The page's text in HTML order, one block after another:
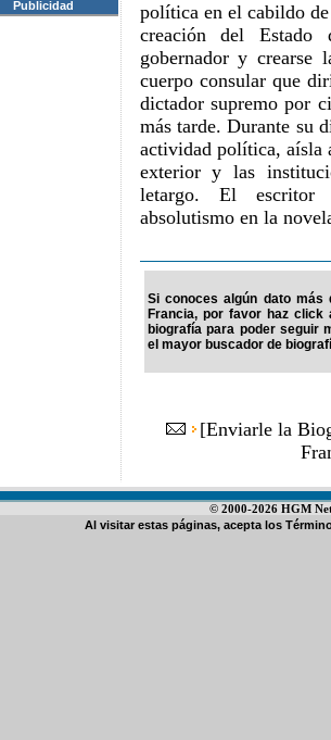
Publicidad
política en el cabildo
creación del
gobernador y crearse
cuerpo consular que
dictador supremo por
más tarde. Durante su
actividad política, aísla
exterior y las
letargo. El escritor
absolutismo en la
Si conoces algún dato más
Francia, por favor haz
biografía para poder seguir
el mayor buscador de
[Enviarle la
© 2000-2026 HGM
Al visitar estas páginas, acepta los